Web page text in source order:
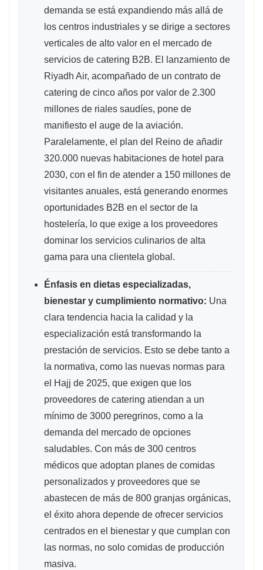
demanda se está expandiendo más allá de
los centros industriales y se dirige a sectores
verticales de alto valor en el mercado de
servicios de catering B2B. El lanzamiento de
Riyadh Air, acompañado de un contrato de
catering de cinco años por valor de 2.300
millones de riales saudíes, pone de
manifiesto el auge de la aviación.
Paralelamente, el plan del Reino de añadir
320.000 nuevas habitaciones de hotel para
2030, con el fin de atender a 150 millones de
visitantes anuales, está generando enormes
oportunidades B2B en el sector de la
hostelería, lo que exige a los proveedores
dominar los servicios culinarios de alta
gama para una clientela global.
Énfasis en dietas especializadas,
bienestar y cumplimiento normativo: Una
clara tendencia hacia la calidad y la
especialización está transformando la
prestación de servicios. Esto se debe tanto a
la normativa, como las nuevas normas para
el Hajj de 2025, que exigen que los
proveedores de catering atiendan a un
mínimo de 3000 peregrinos, como a la
demanda del mercado de opciones
saludables. Con más de 300 centros
médicos que adoptan planes de comidas
personalizados y proveedores que se
abastecen de más de 800 granjas orgánicas,
el éxito ahora depende de ofrecer servicios
centrados en el bienestar y que cumplan con
las normas, no solo comidas de producción
masiva.